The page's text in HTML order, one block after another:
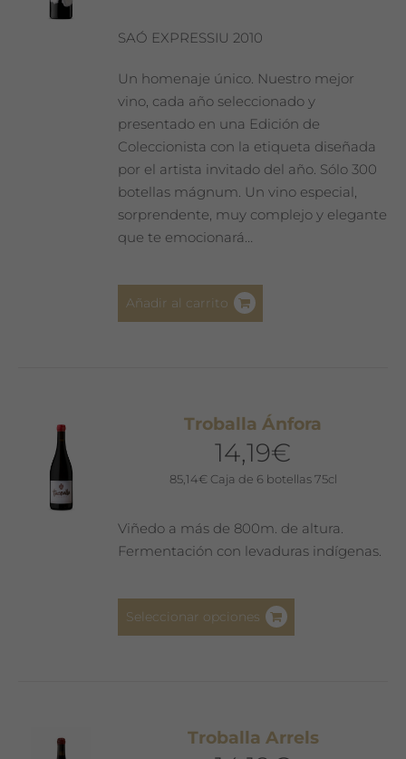
SAÓ EXPRESSIU 2010
Un homenaje único. Nuestro mejor
vino, cada año seleccionado y
presentado en una Edición de
Coleccionista con la etiqueta diseñada
por el artista invitado del año. Sólo 300
botellas mágnum. Un vino especial,
sorprendente, muy complejo y elegante
que te emocionará…
Añadir al carrito
Troballa Ánfora
14,19€
85,14€ Caja de 6 botellas 75cl
Viñedo a más de 800m. de altura.
Fermentación con levaduras indígenas.
Seleccionar opciones
opciones
Troballa Arrels